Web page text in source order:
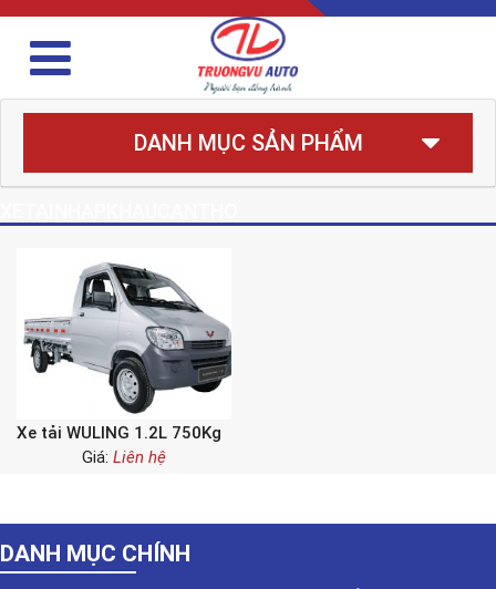
DANH MỤC SẢN PHẨM
Xe tải WULING 1.2L 750Kg
Giá: Liên hệ
DANH MỤC CHÍNH